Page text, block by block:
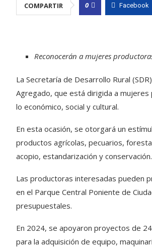
COMPARTIR 0 Facebook
Reconocerán a mujeres
La Secretaría de Desarrollo Rural
Agregado, que está dirigida a
lo económico, social y cultural.
En esta ocasión, se otorgará un
productos agrícolas, pecuarios,
acopio, estandarización y conservación.
Las productoras interesadas pueden
en el Parque Central Poniente de
presupuestales.
En 2024, se apoyaron proyectos de
para la adquisición de equipo,